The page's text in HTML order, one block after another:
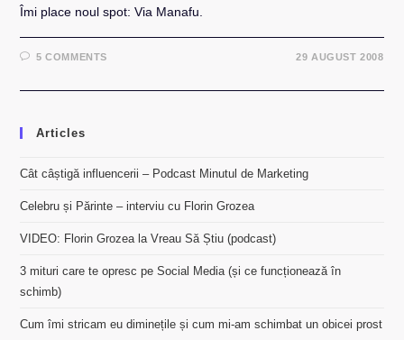
Îmi place noul spot: Via Manafu.
5 COMMENTS 29 AUGUST 2008
Articles
Cât câștigă influencerii – Podcast Minutul de Marketing
Celebru și Părinte – interviu cu Florin Grozea
VIDEO: Florin Grozea la Vreau Să Știu (podcast)
3 mituri care te opresc pe Social Media (și ce funcționează în
schimb)
Cum îmi stricam eu diminețile și cum mi-am schimbat un obicei prost